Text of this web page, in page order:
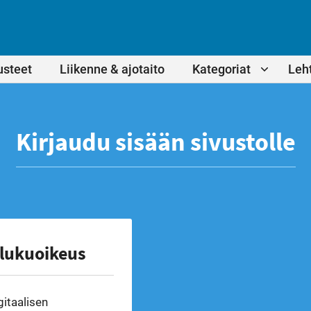
Liikenne & ajotaito Kategoriat
Kirjaudu sisään sivustolle